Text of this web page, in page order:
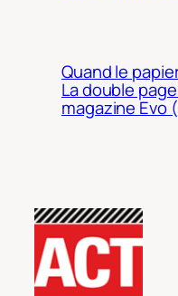
Quand le
La double
magazine Evo